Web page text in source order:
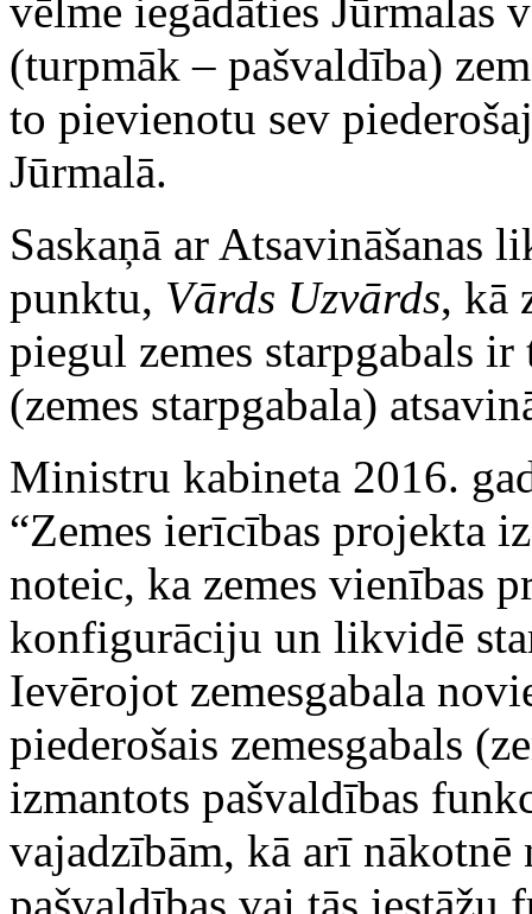
vēlme iegādāties Jūrmalas
(turpmāk – pašvaldība)
to pievienotu sev
Jūrmalā.
Saskaņā ar Atsavināšanas
punktu, Vārds Uzvārds, kā
piegul zemes starpgabals
(zemes starpgabala)
Ministru kabineta 2016.
“Zemes ierīcības projekta
noteic, ka zemes vienības
konfigurāciju un likvidē
Ievērojot zemesgabala
piederošais zemesgabals
izmantots pašvaldības
vajadzībām, kā arī nākotnē